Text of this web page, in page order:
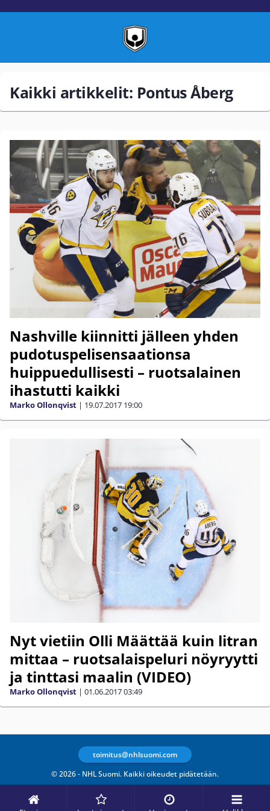
Kaikki artikkelit: Pontus Åberg
Nashville kiinnitti jälleen yhden
pudotuspelisensaationsa
huippuedullisesti – ruotsalainen
ihastutti kaikki
Marko Ollonqvist | 19.07.2017 19:00
Nyt vietiin Olli Määttää kuin litran
mittaa – ruotsalaispeluri nöyryytti
ja tinttasi maalin (VIDEO)
Marko Ollonqvist | 01.06.201703:49
© 2026 - NHL Suomi. Kaikki oikeudet pidätetään.
toimitus@nhlsuomi.com